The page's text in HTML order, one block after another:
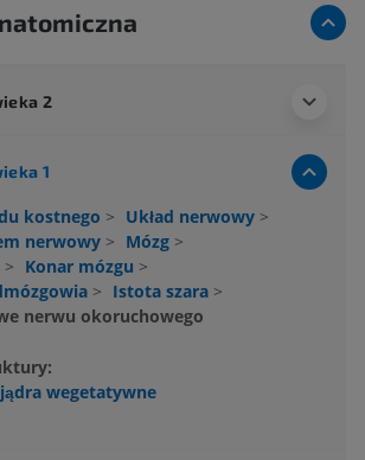
2
1
kostnego > Układ nerwowy >
nerwowy > Mózg >
> Konar mózgu >
> Istota szara >
nerwu okoruchowego
wegetatywne